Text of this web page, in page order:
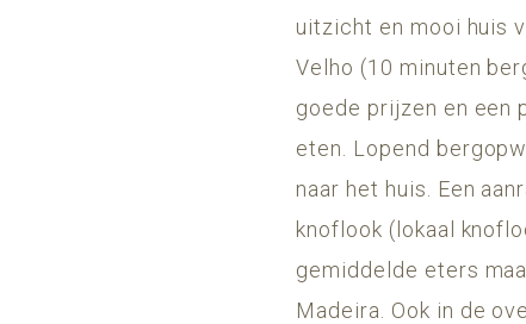
uitzicht en mooi huis
Velho (10 minuten
goede prijzen en een
eten. Lopend
naar het huis. Een
knoflook (lokaal
gemiddelde eters
Madeira. Ook in de